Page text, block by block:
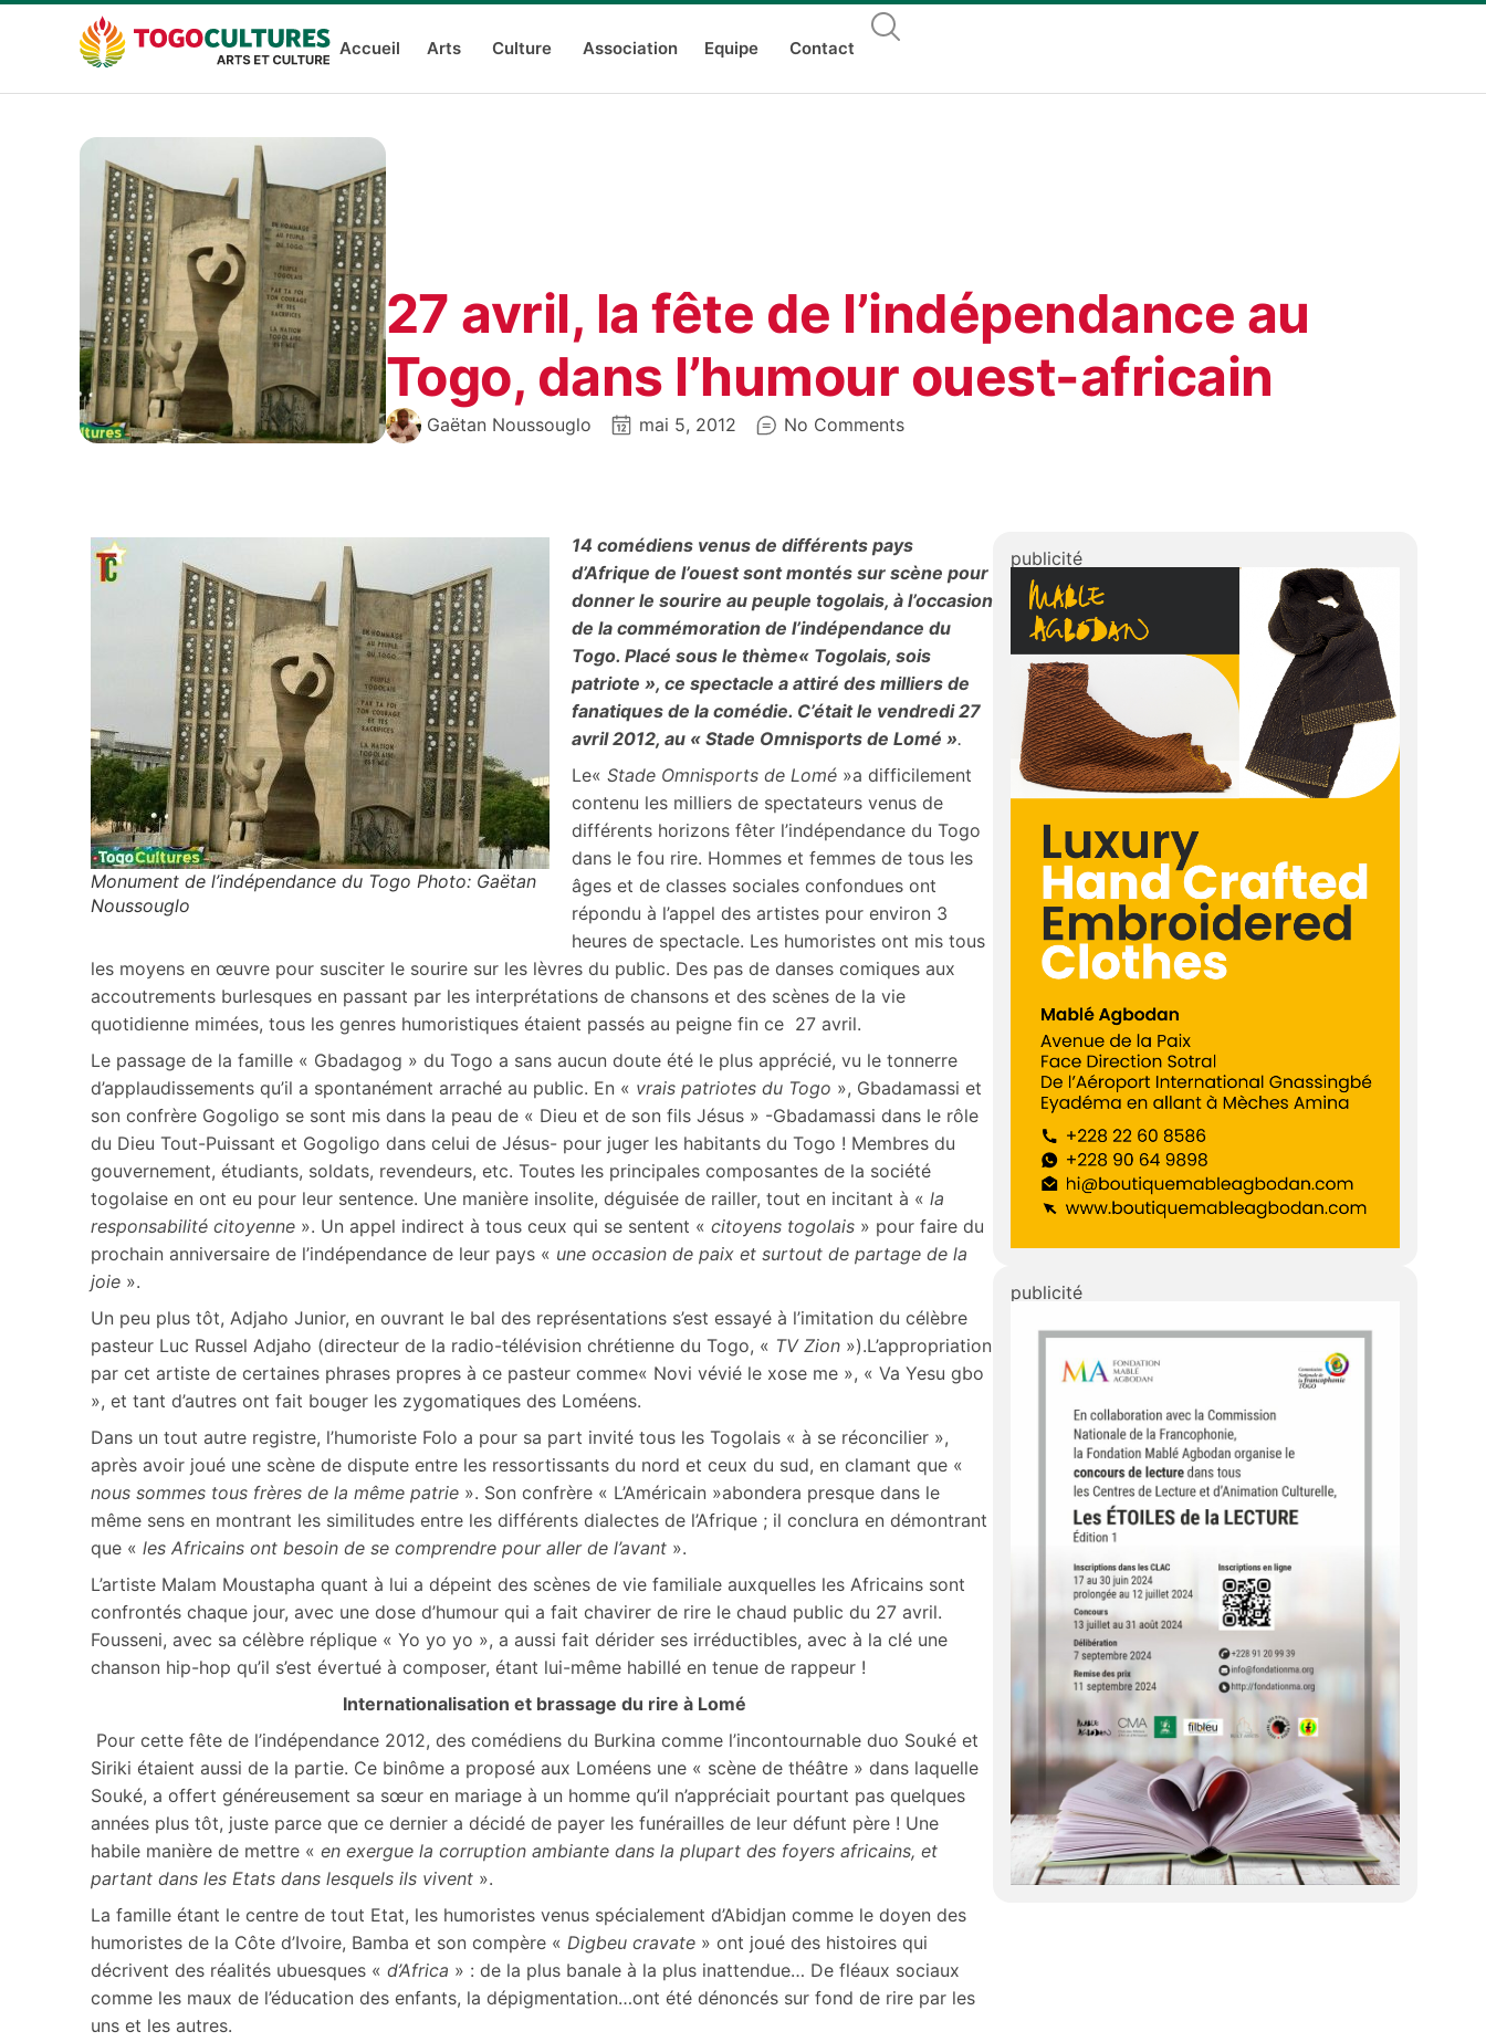
Accueil Arts Culture Association Equipe Contact
27 avril, la fête de l’indépendance au
Togo, dans l’humour ouest-africain
Gaëtan Noussouglo mai 5, 2012 No Comments
Monument de l’indépendance du Togo Photo: Gaëtan
Noussouglo
14 comédiens venus de différents pays
d’Afrique de l’ouest sont montés sur scène pour
donner le sourire au peuple togolais, à l’occasion
de la commémoration de l’indépendance du
Togo. Placé sous le thème« Togolais, sois
patriote », ce spectacle a attiré des milliers de
fanatiques de la comédie. C’était le vendredi 27
avril 2012, au « Stade Omnisports de Lomé ».
Le« Stade Omnisports de Lomé »a difficilement
contenu les milliers de spectateurs venus de
différents horizons fêter l’indépendance du Togo
dans le fou rire. Hommes et femmes de tous les
âges et de classes sociales confondues ont
répondu à l’appel des artistes pour environ 3
heures de spectacle. Les humoristes ont mis tous
les moyens en œuvre pour susciter le sourire sur les lèvres du public. Des pas de danses comiques aux
accoutrements burlesques en passant par les interprétations de chansons et des scènes de la vie
quotidienne mimées, tous les genres humoristiques étaient passés au peigne fin ce 27 avril.
Le passage de la famille « Gbadagog » du Togo a sans aucun doute été le plus apprécié, vu le tonnerre
d’applaudissements qu’il a spontanément arraché au public. En « vrais patriotes du Togo », Gbadamassi et
son confrère Gogoligo se sont mis dans la peau de « Dieu et de son fils Jésus » -Gbadamassi dans le rôle
du Dieu Tout-Puissant et Gogoligo dans celui de Jésus- pour juger les habitants du Togo ! Membres du
gouvernement, étudiants, soldats, revendeurs, etc. Toutes les principales composantes de la société
togolaise en ont eu pour leur sentence. Une manière insolite, déguisée de railler, tout en incitant à « la
responsabilité citoyenne ». Un appel indirect à tous ceux qui se sentent « citoyens togolais » pour faire du
prochain anniversaire de l’indépendance de leur pays « une occasion de paix et surtout de partage de la
joie ».
Un peu plus tôt, Adjaho Junior, en ouvrant le bal des représentations s’est essayé à l’imitation du célèbre
pasteur Luc Russel Adjaho (directeur de la radio-télévision chrétienne du Togo, « TV Zion »).L’appropriation
par cet artiste de certaines phrases propres à ce pasteur comme« Novi vévié le xose me », « Va Yesu gbo
», et tant d’autres ont fait bouger les zygomatiques des Loméens.
Dans un tout autre registre, l’humoriste Folo a pour sa part invité tous les Togolais « à se réconcilier »,
après avoir joué une scène de dispute entre les ressortissants du nord et ceux du sud, en clamant que «
nous sommes tous frères de la même patrie ». Son confrère « L’Américain »abondera presque dans le
même sens en montrant les similitudes entre les différents dialectes de l’Afrique ; il conclura en démontrant
que « les Africains ont besoin de se comprendre pour aller de l’avant ».
L’artiste Malam Moustapha quant à lui a dépeint des scènes de vie familiale auxquelles les Africains sont
confrontés chaque jour, avec une dose d’humour qui a fait chavirer de rire le chaud public du 27 avril.
Fousseni, avec sa célèbre réplique « Yo yo yo », a aussi fait dérider ses irréductibles, avec à la clé une
chanson hip-hop qu’il s’est évertué à composer, étant lui-même habillé en tenue de rappeur !
Internationalisation et brassage du rire à Lomé
Pour cette fête de l’indépendance 2012, des comédiens du Burkina comme l’incontournable duo Souké et
Siriki étaient aussi de la partie. Ce binôme a proposé aux Loméens une « scène de théâtre » dans laquelle
Souké, a offert généreusement sa sœur en mariage à un homme qu’il n’appréciait pourtant pas quelques
années plus tôt, juste parce que ce dernier a décidé de payer les funérailles de leur défunt père ! Une
habile manière de mettre « en exergue la corruption ambiante dans la plupart des foyers africains, et
partant dans les Etats dans lesquels ils vivent ».
La famille étant le centre de tout Etat, les humoristes venus spécialement d’Abidjan comme le doyen des
humoristes de la Côte d’Ivoire, Bamba et son compère « Digbeu cravate » ont joué des histoires qui
décrivent des réalités ubuesques « d’Africa » : de la plus banale à la plus inattendue… De fléaux sociaux
comme les maux de l’éducation des enfants, la dépigmentation…ont été dénoncés sur fond de rire par les
uns et les autres.
publicité
publicité